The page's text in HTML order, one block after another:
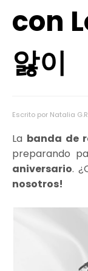
con
앓이
Escrito por Natalia G.R
La banda de
preparando
aniversario.
nosotros!